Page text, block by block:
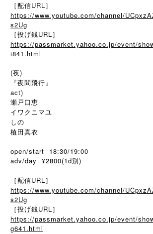
［配信URL］
https://www.youtube.com/channel/
s2Ug
［投げ銭URL］
https://passmarket.yahoo.co.jp/event/
i841.html
(夜)
『夜間飛行』
act)
瀬戸口恵
イワクニマユ
しの
植田真衣
open/start 18:30/19:00
adv/day ¥2800(1d別)
［配信URL］
https://www.youtube.com/channel/
s2Ug
［投げ銭URL］
https://passmarket.yahoo.co.jp/event/
g641.html